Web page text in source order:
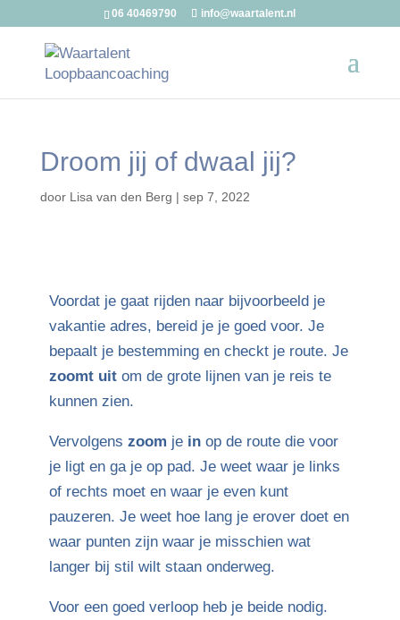
06 40469790 info@waartalent.nl
Droom jij of dwaal jij?
door Lisa van den Berg | sep 7, 2022
Voordat je gaat rijden naar bijvoorbeeld je
vakantie adres, bereid je je goed voor. Je
bepaalt je bestemming en checkt je route. Je
zoomt uitom de grote lijnen van je reis te
kunnen zien.
Vervolgens zoom je inop de route die voor
je ligt en ga je op pad. Je weet waar je links
of rechts moet en waar je even kunt
pauzeren. Je weet hoe lang je erover doet en
waar punten zijn waar je misschien wat
langer bij stil wilt staan onderweg.
Voor een goed verloop heb je beide nodig.